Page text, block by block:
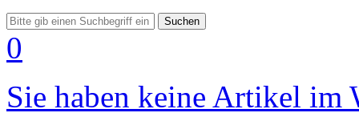
Suchen
0
Sie haben keine Artikel im